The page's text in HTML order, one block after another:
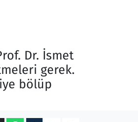
Dr. İsmet
gerek.
bölüp